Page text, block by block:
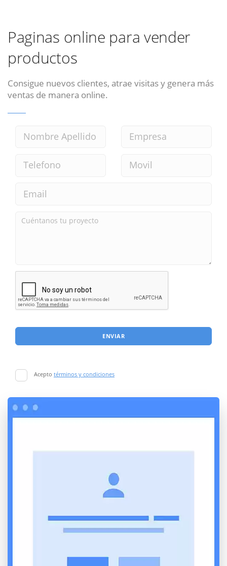
Paginas online para vender
productos
Consigue nuevos clientes, atrae visitas y genera más
ventas de manera online.
ENVIAR
Acepto términos y condiciones